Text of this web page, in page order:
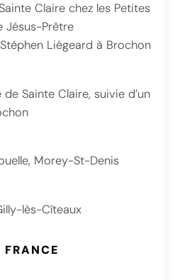
Claire chez les Petites
Jésus-Prêtre
Liégeard à Brochon
Sainte Claire, suivie d’un
Morey-St-Denis
lès-Cîteaux